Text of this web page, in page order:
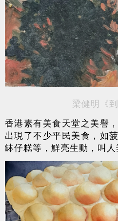
梁健明《到
香港素有美食天堂之美譽
出現了不少平民美食，如
缽仔糕等，鮮亮生動，叫人